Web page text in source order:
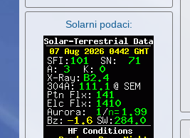
Solarni podaci: